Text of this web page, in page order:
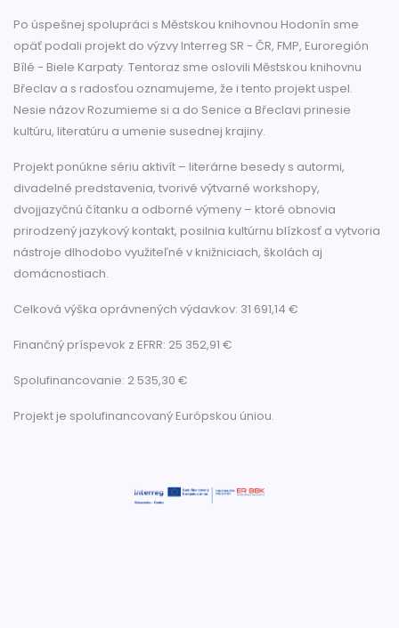
Po úspešnej spolupráci s Městskou knihovnou Hodonín sme
opäť podali projekt do výzvy Interreg SR - ČR, FMP, Euroregión
Bílé - Biele Karpaty. Tentoraz sme oslovili Městskou knihovnu
Břeclav a s radosťou oznamujeme, že i tento projekt uspel.
Nesie názov Rozumieme si a do Senice a Břeclavi prinesie
kultúru, literatúru a umenie susednej krajiny.
Projekt ponúkne sériu aktivít – literárne besedy s autormi,
divadelné predstavenia, tvorivé výtvarné workshopy,
dvojjazyčnú čítanku a odborné výmeny – ktoré obnovia
prirodzený jazykový kontakt, posilnia kultúrnu blízkosť a vytvoria
nástroje dlhodobo využiteľné v knižniciach, školách aj
domácnostiach.
Celková výška oprávnených výdavkov: 31 691,14 €
Finančný príspevok z EFRR: 25 352,91 €
Spolufinancovanie: 2 535,30 €
Projekt je spolufinancovaný Európskou úniou.